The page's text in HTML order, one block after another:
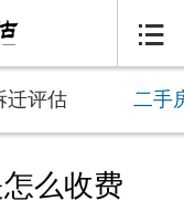

迁评估 二手
么收费